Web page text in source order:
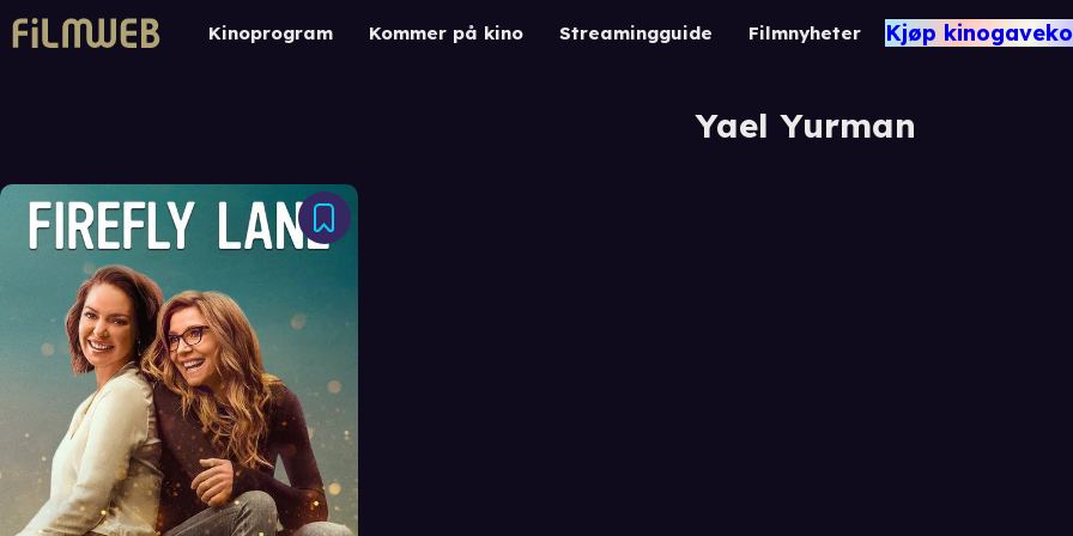
Kinoprogram Kommer på kino Streamingguide Filmnyheter Kjøp
Yael Yurman